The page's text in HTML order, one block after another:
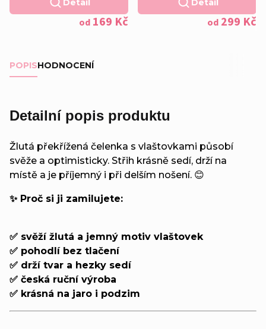
od 169 Kč
Detail
od 299 Kč
Detail
POPISHODNOCENÍ
Detailní popis produktu
Žlutá překřížená čelenka s vlaštovkami působí
svěže a optimisticky. Střih krásně sedí, drží na
místě a je příjemný i při delším nošení. 😊
✨ Proč si ji zamilujete:
✅ svěží žlutá a jemný motiv vlaštovek
✅ pohodlí bez tlačení
✅ drží tvar a hezky sedí
✅ česká ruční výroba
✅ krásná na jaro i podzim